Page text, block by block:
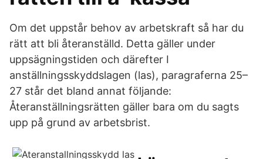
Om det uppstår behov av arbetskraft så har du
rätt att bli återanställd. Detta gäller under
uppsägningstiden och därefter I
anställningsskyddslagen (las), paragraferna 25–
27 står det bland annat följande:
Återanställningsrätten gäller bara om du sagts
upp på grund av arbetsbrist.